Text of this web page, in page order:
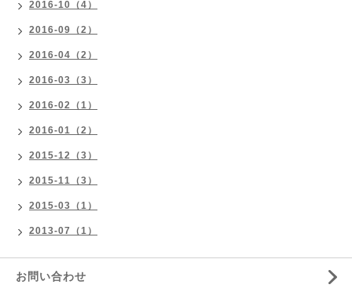
2016-10（4）
2016-09（2）
2016-04（2）
2016-03（3）
2016-02（1）
2016-01（2）
2015-12（3）
2015-11（3）
2015-03（1）
2013-07（1）
お問い合わせ